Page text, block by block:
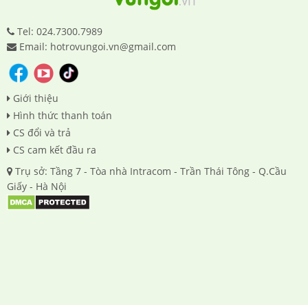
Tel: 024.7300.7989
Email: hotrovungoi.vn@gmail.com
Giới thiệu
Hình thức thanh toán
CS đổi và trả
CS cam kết đầu ra
Trụ sở: Tầng 7 - Tòa nhà Intracom - Trần Thái Tông - Q.Cầu
Giấy - Hà Nội